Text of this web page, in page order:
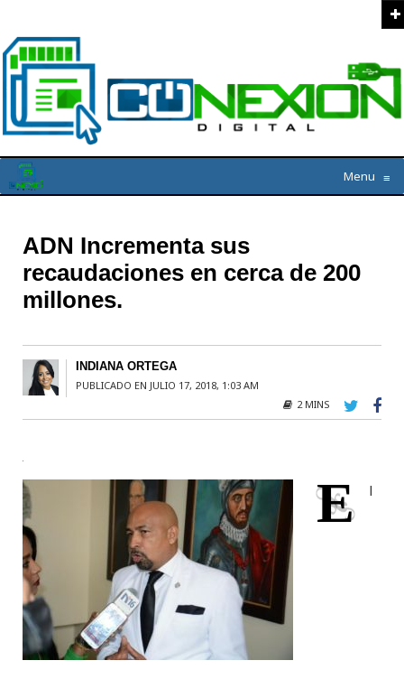
Menu ≡
ADN Incrementa sus
recaudaciones en cerca de 200
millones.
INDIANA ORTEGA
PUBLICADO EN JULIO 17, 2018, 1:03 AM
2 MINS
E l